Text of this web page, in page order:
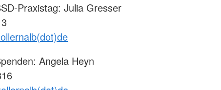
Praxistag: Julia Gresser
Angela Heyn